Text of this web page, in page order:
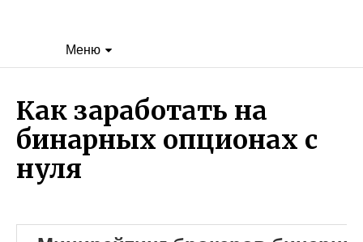
Меню
Как заработать на
бинарных опционах с
нуля